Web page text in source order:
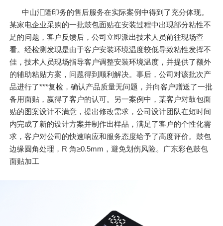
中山汇隆印务的售后服务在实际案例中得到了充分体现。
某家电企业采购的一批鼓包面贴在安装过程中出现部分粘性不
足的问题，客户反馈后，公司立即派出技术人员前往现场查
看。经检测发现是由于客户安装环境温度较低导致粘性发挥不
佳，技术人员现场指导客户调整安装环境温度，并提供了额外
的辅助粘贴方案，问题得到顺利解决。事后，公司对该批次产
品进行了***复检，确认产品质量无问题，并向客户赠送了一批
备用面贴，赢得了客户的认可。另一案例中，某客户对鼓包面
贴的图案设计不满意，提出修改需求，公司设计团队在短时间
内完成了新的设计方案并制作出样品，满足了客户的个性化需
求，客户对公司的快速响应和服务态度给予了高度评价。鼓包
边缘圆角处理，R 角≥0.5mm，避免划伤风险。广东彩色鼓包
面贴加工